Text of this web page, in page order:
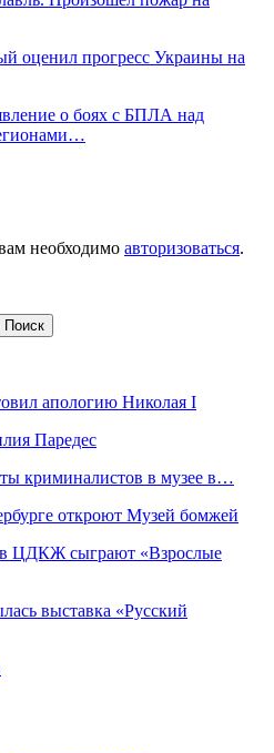
оценил прогресс Украины на
о боях с БПЛА над
необходимо авторизоваться.
апологию Николая I
Паредес
криминалистов в музее в…
откроют Музей бомжей
в ЦДКЖ сыграют «Взрослые
выставка «Русский